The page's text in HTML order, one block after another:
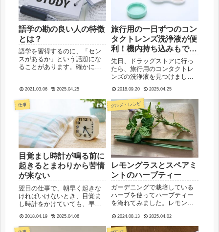
語学の勘の良い人の特徴
とは？
語学を習得するのに、「セン
スがあるか」という話題にな
ることがあります。確かに、
るかどうかという個人差はあ
っても、コツコツと積み重ね
ていけば、ほとんどの人は新
しい言語を使える能力がある
と思い...
2021.03.06 2025.04.25
旅行用の一日ずつのコン
タクトレンズ洗浄液が便
利！機内持ち込みもでき
る
先日、ドラッグストアに行っ
たら、旅行用のコンタクトレ
ンズの洗浄液を見つけまし
たのが、1日ごとの量で小包装
パックになっていたことで
す。これまでにおまけ用とし
て見たことのある小さなボト
ルよりもさらに一個ずつが小
さく、旅...
2018.09.20 2025.04.25
仕事
目覚まし時計が鳴る前に
起きるとまわりから苦情
が来ない
翌日の仕事で、朝早く起きな
ければいけないとき、目覚ま
し時計をかけていても、早い
心配になりますね。朝起きれ
るかによって、1日のスタート
2018.04.19 2025.04.06
グルメ・レシピ
レモングラスとスペアミ
ントのハーブティー
ガーデニングで栽培している
ハーブを使ってハーブティー
を淹れてみました。レモング
わせはすっきりと飲みやすい
と思います。今回は、ラベン
2024.08.13 2025.04.02